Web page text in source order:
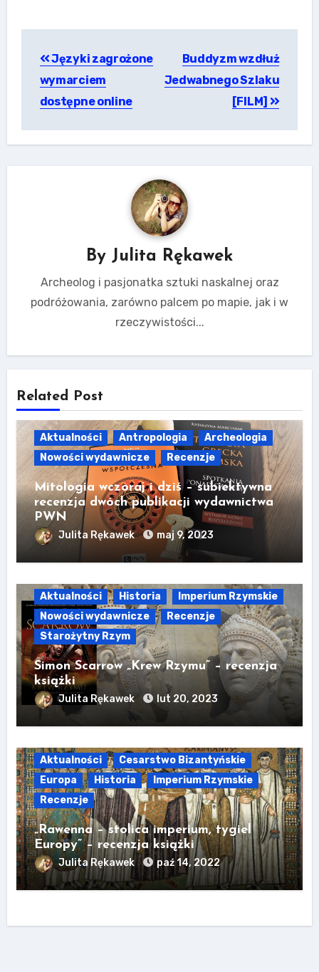
wpisu
Języki zagrożone
wymarciem
dostępne online
Buddyzm wzdłuż
Jedwabnego Szlaku
[FILM]
By Julita Rękawek
Archeolog i pasjonatka sztuki naskalnej oraz
podróżowania, zarówno palcem po mapie, jak i w
rzeczywistości...
Related Post
Aktualności Antropologia
Archeologia
Nowości wydawnicze
Recenzje
Mitologia wczoraj i dziś – subiektywna
recenzja dwóch publikacji wydawnictwa
PWN
Julita Rękawek maj 9, 2023
Aktualności Historia
Imperium Rzymskie
Nowości wydawnicze
Recenzje
Starożytny Rzym
Simon Scarrow „Krew Rzymu” – recenzja
książki
Julita Rękawek lut 20, 2023
Aktualności
Cesarstwo Bizantyńskie
Europa
Historia
Imperium Rzymskie
Recenzje
„Rawenna – stolica imperium, tygiel
Europy” – recenzja książki
Julita Rękawek paź 14, 2022